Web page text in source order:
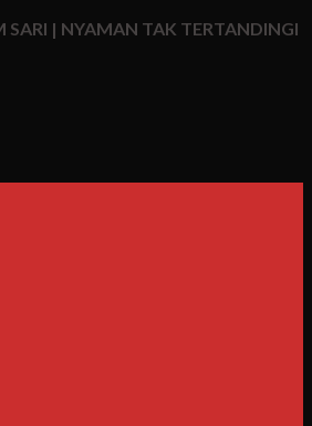
SARI | NYAMAN TAK TERTANDINGI